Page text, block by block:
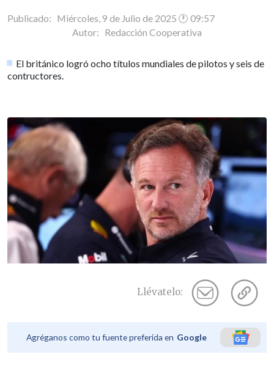
Publicado: Miércoles, 9 de Julio de 2025 🕐 09:57
Autor: Redacción Cooperativa
El británico logró ocho títulos mundiales de pilotos y seis de
contructores.
Llévatelo:
Agréganos como tu fuente preferida en Google